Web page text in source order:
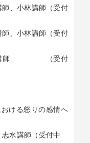
、小林講師（受付
、小林講師（受付
木講師 （受付
おける怒りの感情へ
水講師（受付中